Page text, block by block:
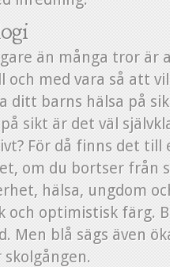
än många tror är
och med vara så att
ditt barns hälsa på
sikt är det väl
För då finns det till
om du bortser från
hälsa, ungdom
och optimistisk färg.
Men blå sägs även